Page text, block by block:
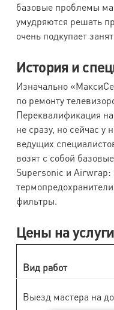
базовые проблемы
умудряются решать
очень подкупает
История и
Изначально
по ремонту
Переквалификация
не сразу, но сейчас у
ведущих
возят с собой
Supersonic и Airwrap:
фильтры.
Цены на услуги
Вид работ
Выезд мастера на